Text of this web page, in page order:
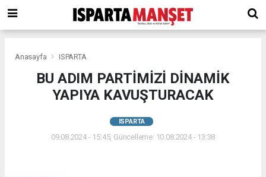
Anasayfa ISPARTA
BU ADIM PARTİMİZİ DİNAMİK
YAPIYA KAVUŞTURACAK
ISPARTA
09.08.2024 - 15:45, Güncelleme: 10.08.2024 - 13:38